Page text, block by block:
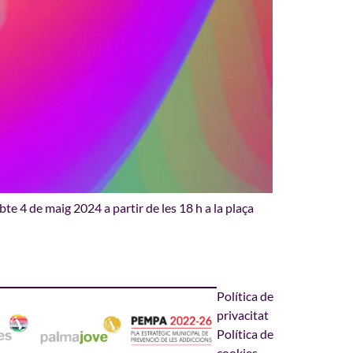
4 de maig 2024 a partir de les 18 h a la plaça
Política de
privacitat
Política de